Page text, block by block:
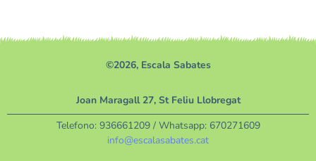
©2026, Escala Sabates
Joan Maragall 27, St Feliu Llobregat
Telefono: 936661209/ Whatsapp: 670271609
info@escalasabates.cat